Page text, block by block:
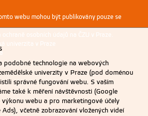
webu mohou být publikovány pouze se
ochraně osobních údajů na ČZU v Praze.
univerzita v Praze
podobné technologie na webových
univerzity v Praze (pod doménou
správné fungování webu. S vaším
také k měření návštěvnosti (Google
výkonu webu a pro marketingové účely
včetně zobrazování vložených videí